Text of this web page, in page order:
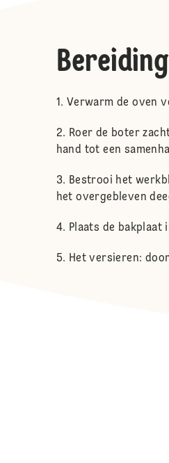
Bereiding
Verwarm de oven
Roer de boter
hand tot een
Bestrooi het
het overgebleven
Plaats de bakplaat
Het versieren: